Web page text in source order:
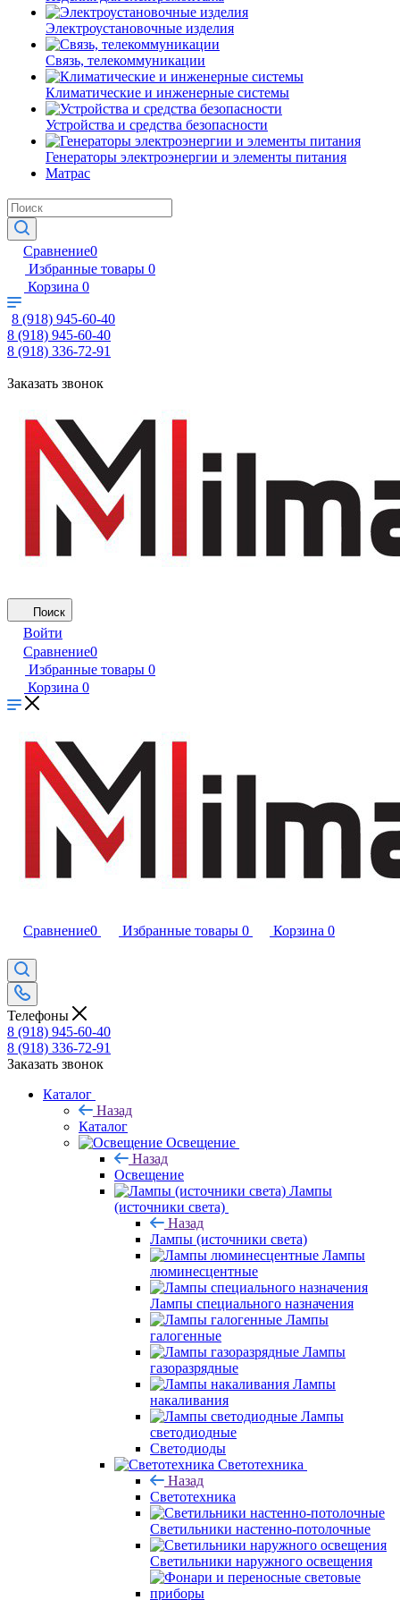
Электроустановочные изделия
Связь, телекоммуникации
Климатические и инженерные системы
Устройства и средства безопасности
Генераторы электроэнергии и элементы питания
Матрас
Сравнение0
Избранные товары 0
Корзина 0
8 (918) 945-60-40
8 (918) 945-60-40
8 (918) 336-72-91
Заказать звонок
Поиск
Войти
Сравнение0
Избранные товары 0
Корзина 0
Сравнение0 Избранные товары 0 Корзина 0
Телефоны
8 (918) 945-60-40
8 (918) 336-72-91
Заказать звонок
Каталог
Назад
Каталог
Освещение
Назад
Освещение
Лампы
(источники света)
Назад
Лампы (источники света)
Лампы
люминесцентные
Лампы специального назначения
Лампы
галогенные
Лампы
газоразрядные
Лампы
накаливания
Лампы
светодиодные
Светодиоды
Светотехника
Назад
Светотехника
Светильники настенно-потолочные
Светильники наружного освещения